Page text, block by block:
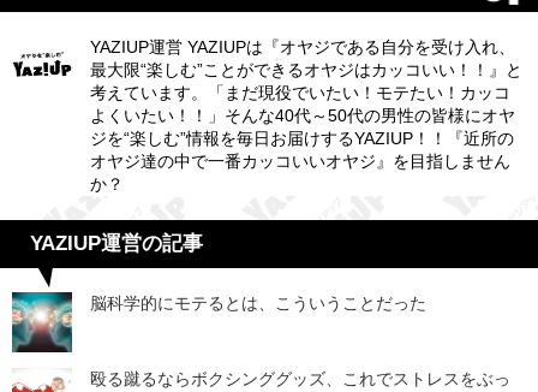
YAZIUP運営 YAZIUPは『オヤジである自分を受け入れ、
最大限“楽しむ”ことができるオヤジはカッコいい！！』と
考えています。「まだ現役でいたい！モテたい！カッコ
よくいたい！！」そんな40代～50代の男性の皆様にオヤ
ジを“楽しむ”情報を毎日お届けするYAZIUP！！『近所の
オヤジ達の中で一番カッコいいオヤジ』を目指しません
か？
YAZIUP運営の記事
脳科学的にモテるとは、こういうことだった
殴る蹴るならボクシンググッズ、これでストレスをぶっ